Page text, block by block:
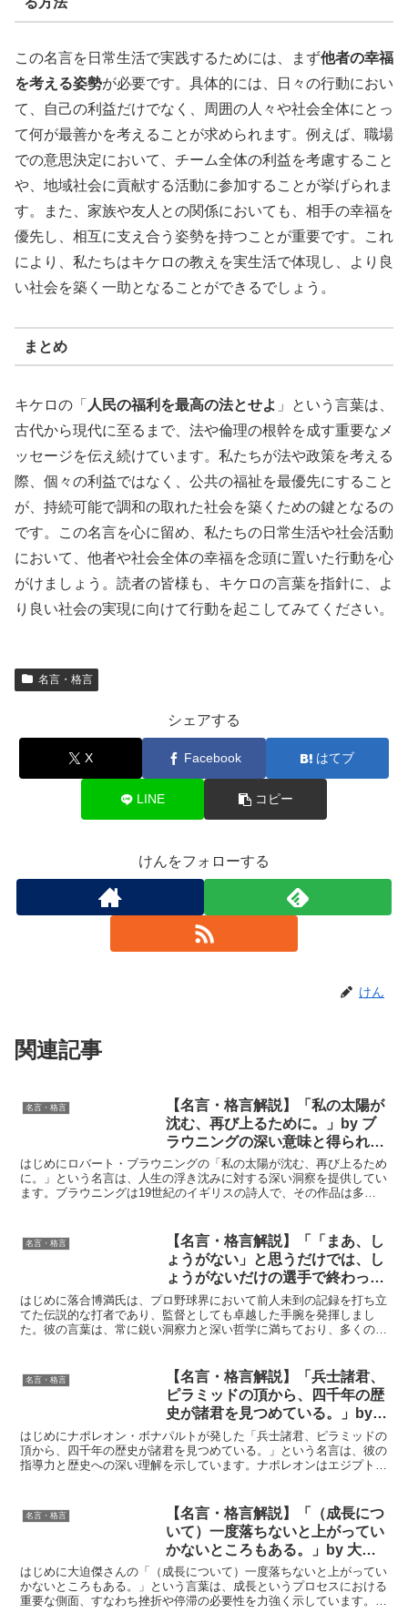
この名言を日常生活で実践するためには、まず他者の幸福
を考える姿勢が必要です。具体的には、日々の行動におい
て、自己の利益だけでなく、周囲の人々や社会全体にとっ
て何が最善かを考えることが求められます。例えば、職場
での意思決定において、チーム全体の利益を考慮すること
や、地域社会に貢献する活動に参加することが挙げられま
す。また、家族や友人との関係においても、相手の幸福を
優先し、相互に支え合う姿勢を持つことが重要です。これ
により、私たちはキケロの教えを実生活で体現し、より良
い社会を築く一助となることができるでしょう。
まとめ
キケロの「 人民の福利を最高の法とせよ 」という言葉は、
古代から現代に至るまで、法や倫理の根幹を成す重要なメ
ッセージを伝え続けています。私たちが法や政策を考える
際、個々の利益ではなく、公共の福祉を最優先にすること
が、持続可能で調和の取れた社会を築くための鍵となるの
です。この名言を心に留め、私たちの日常生活や社会活動
において、他者や社会全体の幸福を念頭に置いた行動を心
がけましょう。読者の皆様も、キケロの言葉を指針に、よ
り良い社会の実現に向けて行動を起こしてみてください。
名言・格言
シェアする
X Facebook はてブ
LINE コピー
けんをフォローする
けん
関連記事
名言・格言
【名言・格言解説】「私の太陽が
沈む、再び上るために。」by ブ
ラウニングの深い意味と得られる
教訓
はじめにロバート・ブラウニングの「私の太陽が沈む、再び上るため
に。」という名言は、人生の浮き沈みに対する深い洞察を提供してい
ます。ブラウニングは19世紀のイギリスの詩人で、その作品は多く
名言・格言
【名言・格言解説】「「まあ、し
ょうがない」と思うだけでは、し
ょうがないだけの選手で終わって
しまう。」by 落合博満の深い意
味と得られる教訓
はじめに落合博満氏は、プロ野球界において前人未到の記録を打ち立
てた伝説的な打者であり、監督としても卓越した手腕を発揮しまし
た。彼の言葉は、常に鋭い洞察力と深い哲学に満ちており、多くの
名言・格言
【名言・格言解説】「兵士諸君、
ピラミッドの頂から、四千年の歴
史が諸君を見つめている。」by
ナポレオンの深い意味と得られる
教訓
はじめにナポレオン・ボナパルトが発した「兵士諸君、ピラミッドの
頂から、四千年の歴史が諸君を見つめている。」という名言は、彼の
指導力と歴史への深い理解を示しています。ナポレオンはエジプト遠
名言・格言
【名言・格言解説】「（成長につ
いて）一度落ちないと上がってい
かないところもある。」by 大迫
傑 の深い意味と得られる教訓
はじめに大迫傑さんの「（成長について）一度落ちないと上がってい
かないところもある。」という言葉は、成長というプロセスにおける
重要な側面、すなわち挫折や停滞の必要性を力強く示しています。こ